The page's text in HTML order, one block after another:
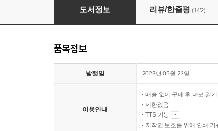
포스트 챗GPT
도서정보 리뷰/한줄평 (14/2)
품목정보
발행일 2023년 05월 22일
이용안내
배송 없이 구매 후 바로 읽기
제한없음
TTS 가능
저작권 보호를 위해 인쇄 기